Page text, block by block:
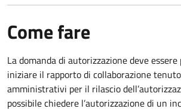
Come fare
La domanda di autorizzazione deve
iniziare il rapporto di collaborazione
amministrativi per il rilascio
possibile chiedere l’autorizzazione di un